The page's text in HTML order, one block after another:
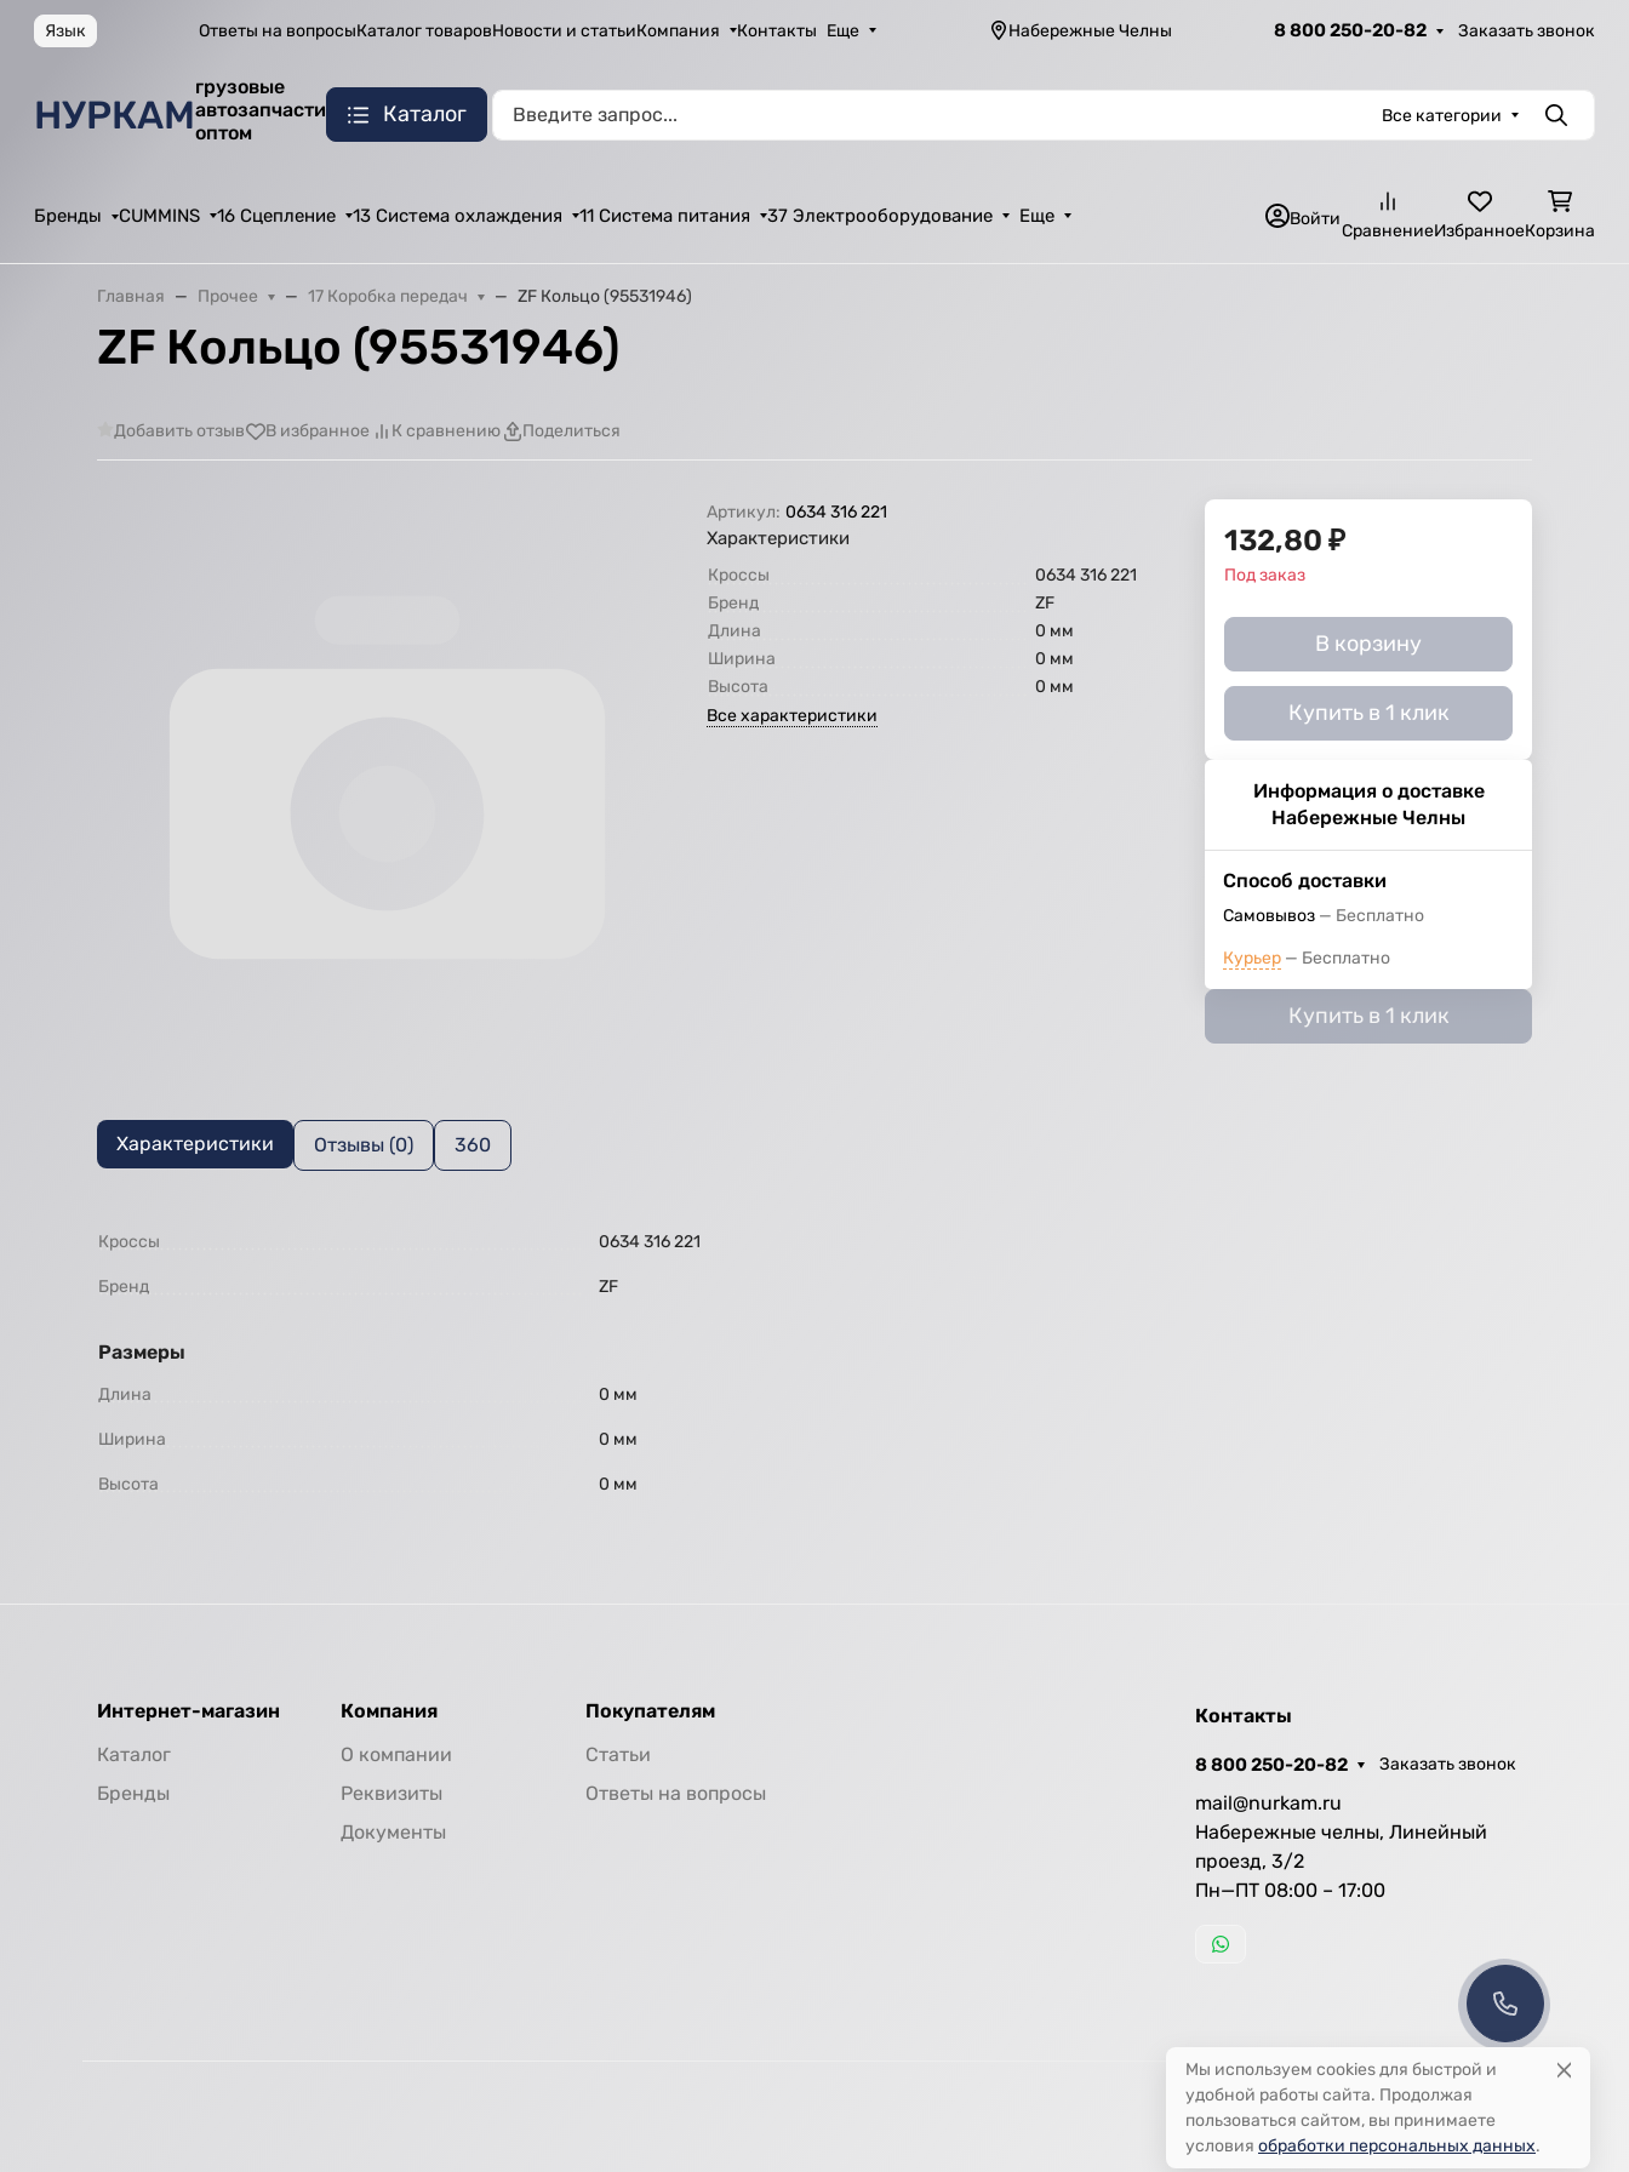
Язык Ответы на вопросыКаталог товаровНовости и статьиКомпания Контакты Еще Набережные Челны 8 800 250-20-82 Заказать звонок
НУРКАМ
грузовые
автозапчасти
оптом
Каталог Все категории Поиск
Бренды CUMMINS 16 Сцепление 13 Система охлаждения 11 Система питания 37 Электрооборудование Еще Войти
СравнениеИзбранноеКорзина
Главная Прочее 17 Коробка передач ZF Кольцо (95531946)
ZF Кольцо (95531946)
Добавить отзыв В избранное К сравнению Поделиться
Артикул: 0634 316 221
Характеристики
Кроссы
0634 316 221
Бренд
ZF
Длина
0 мм
Ширина
0 мм
Высота
0 мм
Все характеристики
132,80 ₽
Под заказ
В корзину
Купить в 1 клик
Информация о доставке
Набережные Челны
Способ доставки
Самовывоз Бесплатно
Курьер Бесплатно
Купить в 1 клик
Характеристики Отзывы (0) 360
Кроссы 0634 316 221
Бренд ZF
Размеры
Длина 0 мм
Ширина 0 мм
Высота 0 мм
Интернет-магазин
Каталог
Бренды
Компания
О компании
Реквизиты
Документы
Покупателям
Статьи
Ответы на вопросы
Контакты
8 800 250-20-82 Заказать звонок
mail@nurkam.ru
Набережные челны, Линейный
проезд, 3/2
Пн—ПТ 08:00 – 17:00
Мы используем cookies для быстрой и
удобной работы сайта. Продолжая
пользоваться сайтом, вы принимаете
условия обработки персональных данных.